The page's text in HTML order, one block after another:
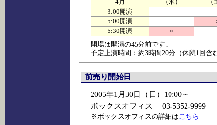
4月
（木）
（
3:00開演
5:00開演
6:30開演
○
開場は開演の45分前です。
予定上演時間：約3時間20分（休憩1回含
前売り開始日
2005年1月30日（日）10:00～
ボックスオフィス 03-5352-9999
※ボックスオフィスの詳細はこちら